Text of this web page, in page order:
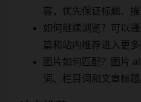
容，优先保证标题、
如何继续浏览？可以
篇和站内推荐进入更多
图片如何匹配？图片
词、栏目词和文章标题